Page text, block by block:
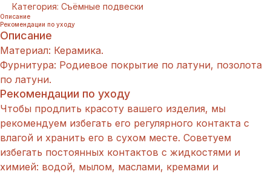
Категория: Съёмные подвески
Описание
Рекомендации по уходу
Описание
Материал: Керамика.
Фурнитура: Родиевое покрытие по латуни, позолота
по латуни.
Рекомендации по уходу
Чтобы продлить красоту вашего изделия, мы
рекомендуем избегать его регулярного контакта с
влагой и хранить его в сухом месте. Советуем
избегать постоянных контактов с жидкостями и
химией: водой, мылом, маслами, кремами и